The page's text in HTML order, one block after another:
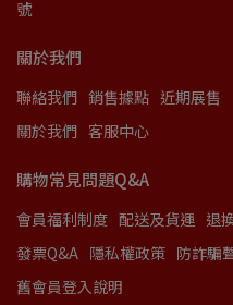
號
關於我們
聯絡我們 銷售據點 近期展售
關於我們 客服中心
購物常見問題Q&A
會員福利制度 配送及貨運 退
發票Q&A 隱私權政策 防詐騙
舊會員登入說明